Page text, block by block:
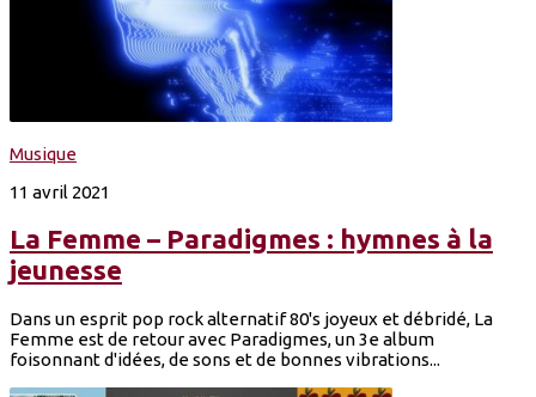
Musique
11 avril 2021
La Femme – Paradigmes : hymnes à la
jeunesse
Dans un esprit pop rock alternatif 80's joyeux et débridé, La
Femme est de retour avec Paradigmes, un 3e album
foisonnant d'idées, de sons et de bonnes vibrations...